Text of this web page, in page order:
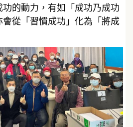
的動力，有如「成功乃成功
從「習慣成功」化為「將成